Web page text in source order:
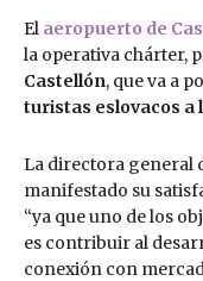
El aeropuerto de
la operativa chárter,
Castellón, que va a
turistas eslovacos a
La directora general
manifestado su
“ya que uno de los
es contribuir al
conexión con